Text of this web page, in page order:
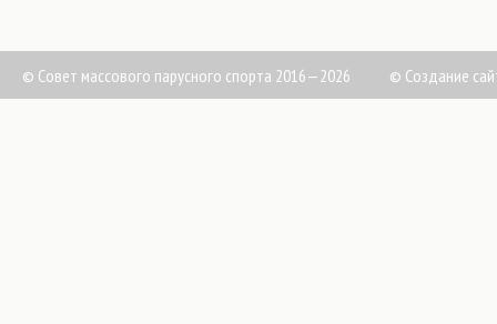
© Совет массового парусного спорта 2016—2026 © Создание